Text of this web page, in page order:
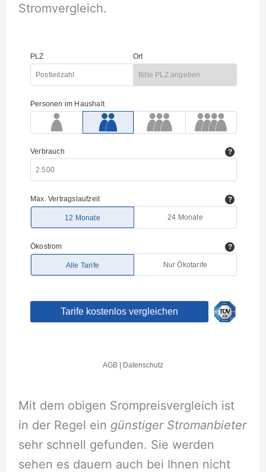
Stromvergleich.
Mit dem obigen Srompreisvergleich ist
in der Regel ein günstiger Stromanbieter
sehr schnell gefunden. Sie werden
sehen es dauern auch bei Ihnen nicht